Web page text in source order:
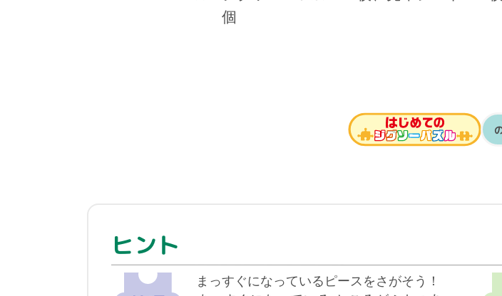
個
ヒント
まっすぐになっているピースをさがそう！